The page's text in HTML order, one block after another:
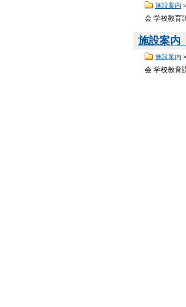
施設案内 >
会 学校教
施設案内
施設案内 >
会 学校教